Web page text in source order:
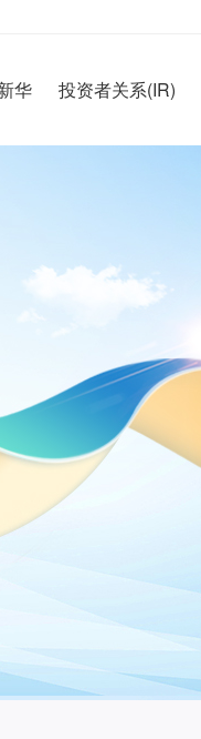
华 投资者关系(IR)